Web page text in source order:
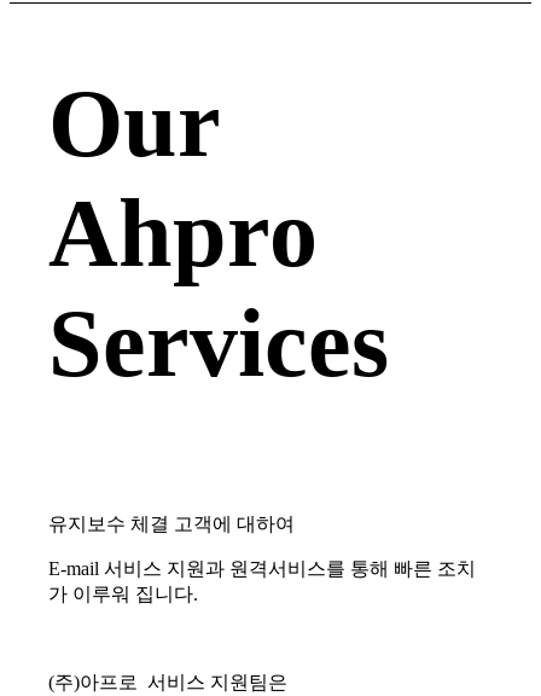
Our
Ahpro
Services
유지보수 체결 고객에 대하여
E-mail 서비스 지원과 원격서비스를 통해 빠른 조치
가 이루워 집니다.
(주)아프로 서비스 지원팀은